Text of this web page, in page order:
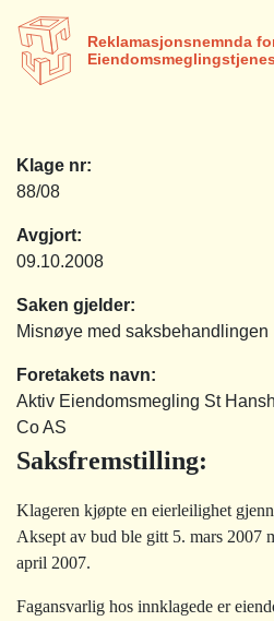
Reklamasjonsnemnda
Klage nr:
88/08
Avgjort:
09.10.2008
Saken gjelder:
Misnøye med saksbehandlingen
Foretakets navn:
Aktiv Eiendomsmegling St
Co AS
Saksfremstilling:
Klageren kjøpte en eierleilighet
Aksept av bud ble gitt 5. mars 2007
april 2007.
Fagansvarlig hos innklagede er